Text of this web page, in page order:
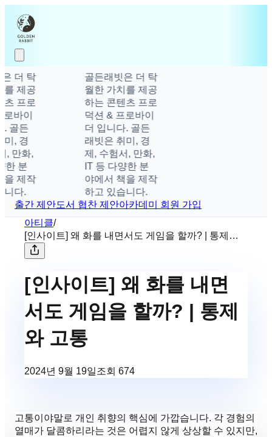
더 탁
제공
프로
바이
골든
, 경
, 만화,
분
제작
다.
골든래빗은 더 탁
월한 가치를 제공
하는 콘텐츠 프로
덕션 & 프로바이
더 입니다. 골든
래빗은 취미, 경
제, 수험서, 만화,
IT 등 다양한 분
야에서 책을 제작
하고 있습니다.
출간 제안도서 협찬 제안아카데미 회원 가입
아티클/
[인사이트] 왜 화를 내면서도 게임을 할까? | 통제와
고통
[인사이트] 왜 화를 내면
서도 게임을 할까? | 통제
와 고통
2024년 9월 19일조회 674
고통이야말로 개인 취향의 핵심에 가깝습니다. 각 경험의
열매가 달콤하리라는 것은 어렵지 않게 상상할 수 있지만,